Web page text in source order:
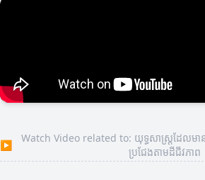
▶
Watch Video related to: យុទ្ធសាស្ត្រដែលមាន
ប្រជែងតាមដីជីវភាព